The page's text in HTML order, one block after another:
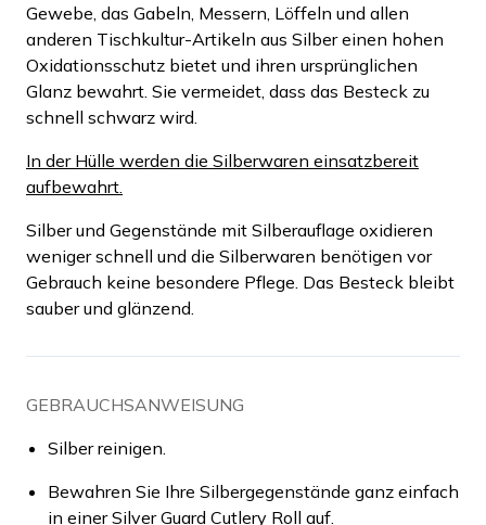
Gewebe, das Gabeln, Messern, Löffeln und allen
anderen Tischkultur-Artikeln aus Silber einen hohen
Oxidationsschutz bietet und ihren ursprünglichen
Glanz bewahrt. Sie vermeidet, dass das Besteck zu
schnell schwarz wird.
In der Hülle werden die Silberwaren einsatzbereit
aufbewahrt.
Silber und Gegenstände mit Silberauflage oxidieren
weniger schnell und die Silberwaren benötigen vor
Gebrauch keine besondere Pflege. Das Besteck bleibt
sauber und glänzend.
GEBRAUCHSANWEISUNG
Silber reinigen.
Bewahren Sie Ihre Silbergegenstände ganz einfach
in einer Silver Guard Cutlery Roll auf.